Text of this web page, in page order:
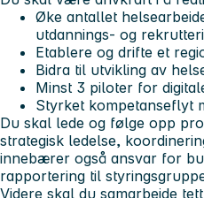
Øke antallet
utdannings- og
Etablere og drifte et
Bidra til utvikling av
Minst 3 piloter for
Styrket kompetanseflyt
Du skal lede og følge opp
strategisk ledelse,
innebærer også ansvar for
rapportering til
Videre skal du samarbeide